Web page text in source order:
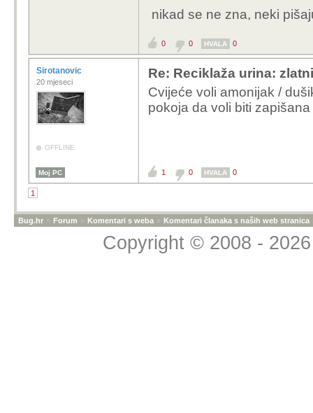
nikad se ne zna, neki
0 0 HVALA 0
Sirotanovic
20 mjeseci
OFFLINE
Re: Reciklaža urina:
Cvijeće voli amonijak /
pokoja da voli biti
Moj PC 1 0 HVALA 0
1
Bug.hr » Forum » Komentari s weba » Komentari članaka s naših web stranica
Copyright © 2008 -